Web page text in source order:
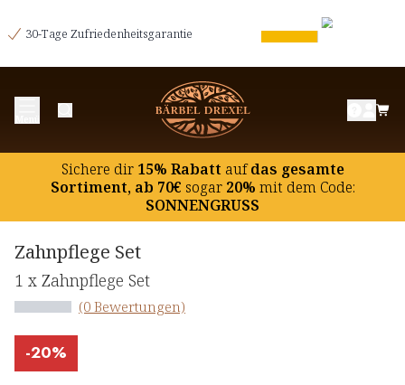
30-Tage Zufriedenheitsgarantie
Sichere dir15% Rabatt aufdas gesamte
Sortiment, ab 70€ sogar20% mit dem Code:
SONNENGRUSS
Zahnpflege Set
1 x Zahnpflege Set
(0 Bewertungen)
-20%